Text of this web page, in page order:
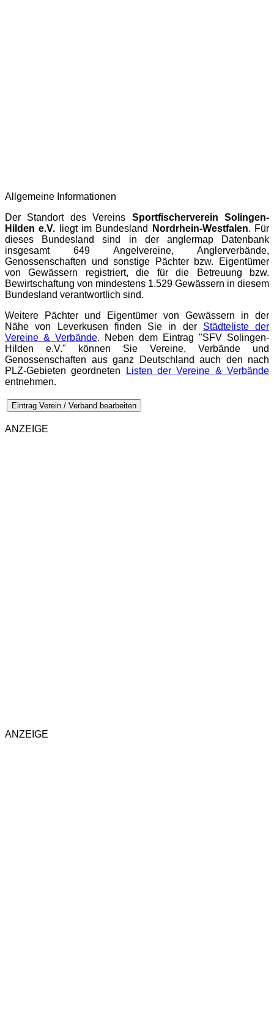
Allgemeine Informationen
Der Standort des Vereins Sportfischerverein Solingen-
Hilden e.V. liegt im Bundesland Nordrhein-Westfalen. Für
dieses Bundesland sind in der anglermapDatenbank
insgesamt 649 Angelvereine, Anglerverbände,
Genossenschaften und sonstige Pächter bzw. Eigentümer
von Gewässern registriert, die für die Betreuung bzw.
Bewirtschaftung von mindestens 1.529 Gewässern in diesem
Bundesland verantwortlich sind.
Weitere Pächter und Eigentümer von Gewässern in der
Nähe von Leverkusen finden Sie in der Städteliste der
Vereine & Verbände. Neben dem Eintrag "SFV Solingen-
Hilden e.V." können Sie Vereine, Verbände und
Genossenschaften aus ganz Deutschland auch den nach
PLZ-Gebieten geordneten
Listen der Vereine & Verbände
entnehmen.
Eintrag Verein / Verband bearbeiten
ANZEIGE
ANZEIGE